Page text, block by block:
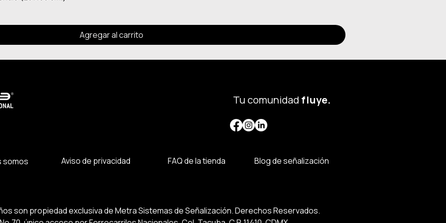
Agregar al carrito
Tu comunidad fluye.
somos Aviso de privacidad FAQ de la tienda Blog de señalización
son propiedad exclusiva de Metra Sistemas de Señalización. Derechos Reservados.